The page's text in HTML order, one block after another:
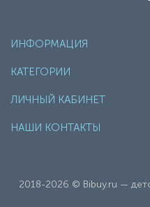
ИНФОРМАЦИЯ
КАТЕГОРИИ
ЛИЧНЫЙ КАБИНЕТ
НАШИ КОНТАКТЫ
2018-2026 © Bibuy.ru —